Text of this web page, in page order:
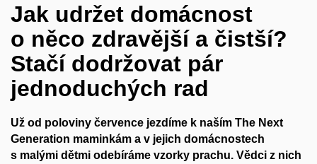
Jak udržet domácnost
o něco zdravější a čistší?
Stačí dodržovat pár
jednoduchých rad
Už od poloviny července jezdíme k naším The Next
Generation maminkám a v jejich domácnostech
s malými dětmi odebíráme vzorky prachu. Vědci z nich